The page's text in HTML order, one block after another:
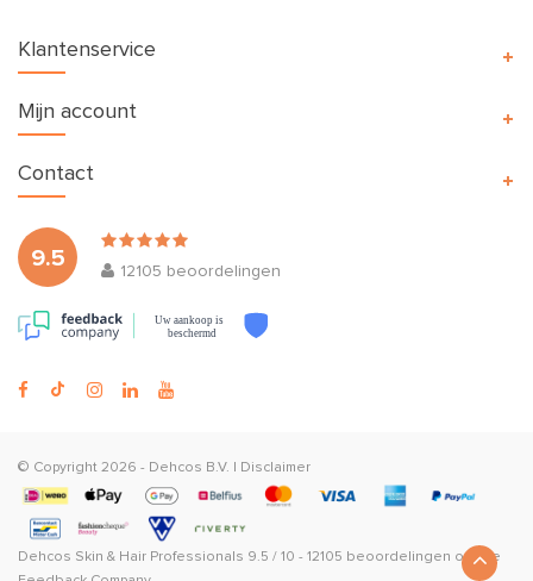
Klantenservice
Mijn account
9.5
12105 beoordelingen
Uw aankoop is
beschermd
Contact
© Copyright 2026 - Dehcos B.V. Disclaimer
Dehcos Skin & Hair Professionals 9.5 / 10 - 12105 beoordelingen op The